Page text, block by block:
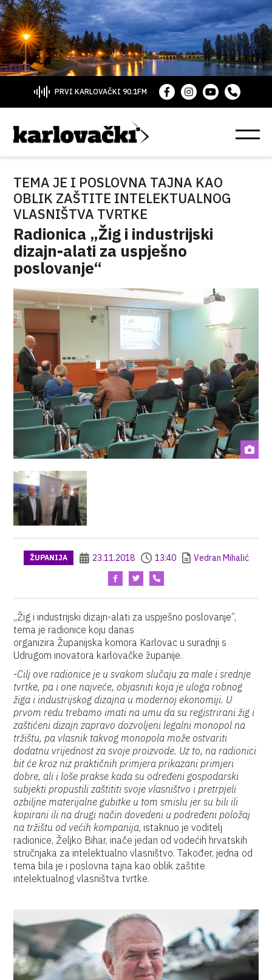
PRVI KARLOVAČKI 90.1FM
TEMA JE I POSLOVNA TAJNA KAO
OBLIK ZAŠTITE INTELEKTUALNOG
VLASNIŠTVA TVRTKE
Radionica „Žig i industrijski
dizajn-alati za uspješno
poslovanje“
ŽUPANIJA 23.11.2018 13:40 Vedran Mihalić
„Žig i industrijski dizajn-alati za uspješno poslovanje“,
tema je radionice koju danas
organizira Županijska komora Karlovac u suradnji s
Udrugom inovatora karlovačke županije.
-Cilj ove radionice je u svakom slučaju za male i srednje
tvrtke, pa i one najveće, objasniti koja je uloga robnog
žiga i industrijskog dizajna u modernoj ekonomiji. U
prvom redu trebamo imati na umu da su registrirani žig i
zaštićeni dizajn zapravo dozvoljeni legalni monopol na
tržištu, pa vlasnik takvog monopola može ostvariti
dodatnu vrijednost za svoje proizvode. Uz to, na radionici
bit će kroz niz praktičnih primjera prikazani primjeri
dobre, ali i loše prakse kada su određeni gospodarski
subjekti propustili zaštititi svoje vlasništvo i pretrpjeli
ozbiljne materijalne gubitke u tom smislu jer su bili ili
kopirani ili na drugi način dovedeni u podređeni položaj
na tržištu od većih kompanija, istaknuo je voditelj
radionice, Željko Bihar, inače jedan od vodećih hrvatskih
stručnjaka za intelektualno vlasništvo. Također, jedna od
tema bila je i poslovna tajna kao oblik zaštite
intelektualnog vlasništva tvrtke.